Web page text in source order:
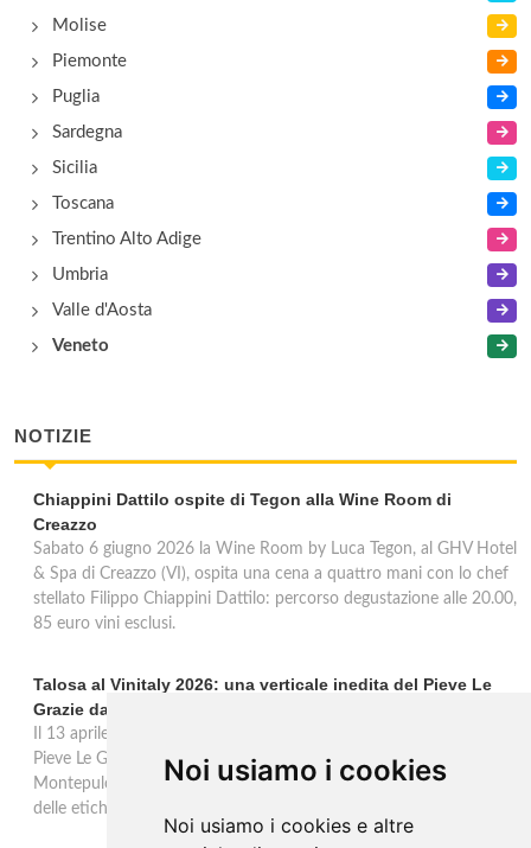
Noi usiamo i cookies
Noi usiamo i cookies e altre
Molise
Piemonte
Puglia
Sardegna
Sicilia
Toscana
Trentino Alto Adige
Umbria
Valle d'Aosta
Veneto
NOTIZIE
Chiappini Dattilo ospite di Tegon alla Wine Room di
Creazzo
Sabato 6 giugno 2026 la Wine Room by Luca Tegon, al GHV Hotel
& Spa di Creazzo (VI), ospita una cena a quattro mani con lo chef
stellato Filippo Chiappini Dattilo: percorso degustazione alle 20.00,
85 euro vini esclusi.
Talosa al Vinitaly 2026: una verticale inedita del Pieve Le
Grazie dal 2016 al 2020
Il 13 aprile 2026 al Vinitaly, Talosa presenta la verticale inedita del
Pieve Le Grazie: cinque annate dal 2016 al 2020 del Nobile di
Montepulciano a 95 punti Vinous, per ripercorrere la genesi di una
delle etichette iconiche di Montepulciano.